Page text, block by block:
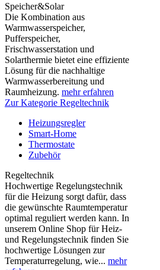
Speicher&Solar
Die Kombination aus
Warmwasserspeicher,
Pufferspeicher,
Frischwasserstation und
Solarthermie bietet eine effiziente
Lösung für die nachhaltige
Warmwasserbereitung und
Raumheizung. mehr erfahren
Zur Kategorie Regeltechnik
Heizungsregler
Smart-Home
Thermostate
Zubehör
Regeltechnik
Hochwertige Regelungstechnik
für die Heizung sorgt dafür, dass
die gewünschte Raumtemperatur
optimal reguliert werden kann. In
unserem Online Shop für Heiz-
und Regelungstechnik finden Sie
hochwertige Lösungen zur
Temperaturregelung, wie... mehr